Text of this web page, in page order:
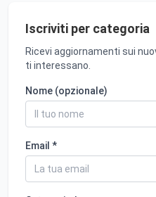
Iscriviti per categoria
Ricevi aggiornamenti sui
ti interessano.
Nome (opzionale)
Email *